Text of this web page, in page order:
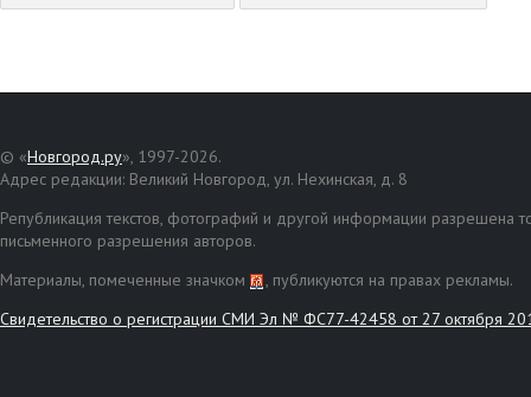
© «Новгород.ру», 1997-2026.
Адрес редакции: Великий Новгород, ул. Нехинская, д. 8
Републикация текстов, фотографий и другой информации разрешена
письменного разрешения авторов.
Материалы, помеченные значком
, публикуются на правах рекламы.
Свидетельство о регистрации СМИ Эл № ФС77-42458 от 27 октября